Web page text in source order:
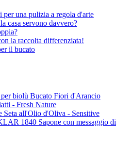
una pulizia a regola d'arte
casa servono davvero?
la raccolta differenziata!
il bucato
biolù Bucato Fiori d'Arancio
- Fresh Nature
Seta all'Olio d'Oliva - Sensitive
1840 Sapone con messaggio di